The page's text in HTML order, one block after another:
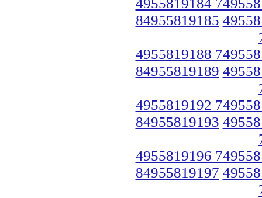
84955819185
4955819188
84955819189
4955819192
84955819193
4955819196
84955819197